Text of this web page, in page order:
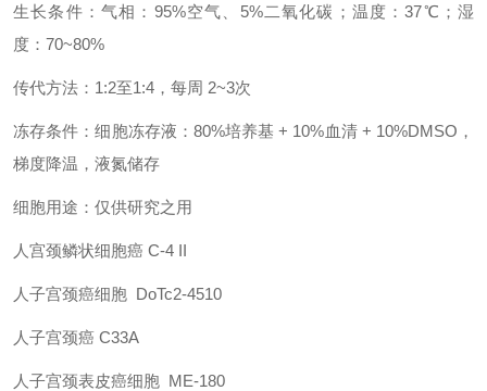
生长条件：气相：95%空气、5%二氧化碳；温度：37℃；湿
度：70~80%
传代方法：1:2至1:4，每周 2~3次
冻存条件：细胞冻存液：80%培养基 + 10%血清 + 10%DMSO，
梯度降温，液氮储存
细胞用途：仅供研究之用
人宫颈鳞状细胞癌 C-4 II
人子宫颈癌细胞 DoTc2-4510
人子宫颈癌 C33A
人子宫颈表皮癌细胞 ME-180